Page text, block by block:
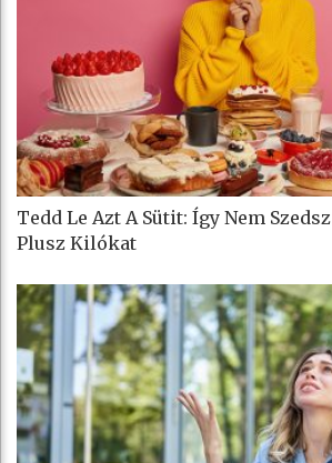
Tedd Le Azt A Sütit: Így Nem
Plusz Kilókat